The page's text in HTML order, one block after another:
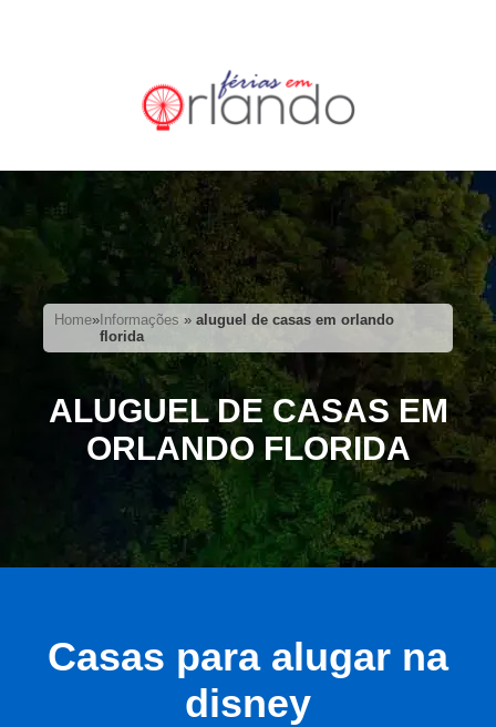
Home» Informações »aluguel de casas em orlando
florida
ALUGUEL DE CASAS EM
ORLANDO FLORIDA
Casas para alugar na
disney